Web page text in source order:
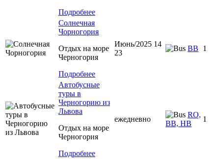
Подробнее
Солнечная
Чорногория
Отдых на море
Черногория
Подробнее
Июнь/2025 14
23
BB 1
Автобусные
туры в
Черногорию из
Львова
Отдых на море
Черногория
Подробнее
ежедневно
RO,
BB, HB
1